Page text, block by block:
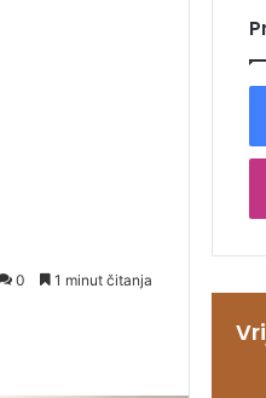
0 1 minut čitanja